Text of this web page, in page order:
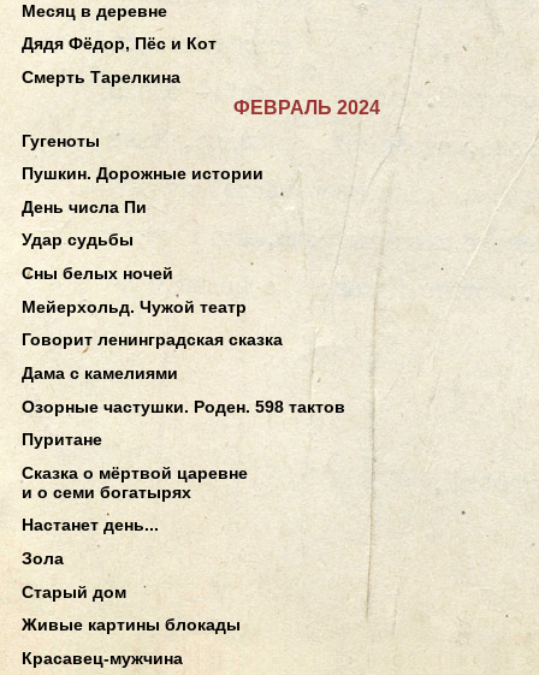
Месяц в деревне
Дядя Фёдор, Пёс и Кот
Смерть Тарелкина
ФЕВРАЛЬ 2024
Гугеноты
Пушкин. Дорожные истории
День числа Пи
Удар судьбы
Сны белых ночей
Мейерхольд. Чужой театр
Говорит ленинградская сказка
Дама с камелиями
Озорные частушки. Роден. 598 тактов
Пуритане
Сказка о мёртвой царевне
и о семи богатырях
Настанет день...
Зола
Старый дом
Живые картины блокады
Красавец-мужчина